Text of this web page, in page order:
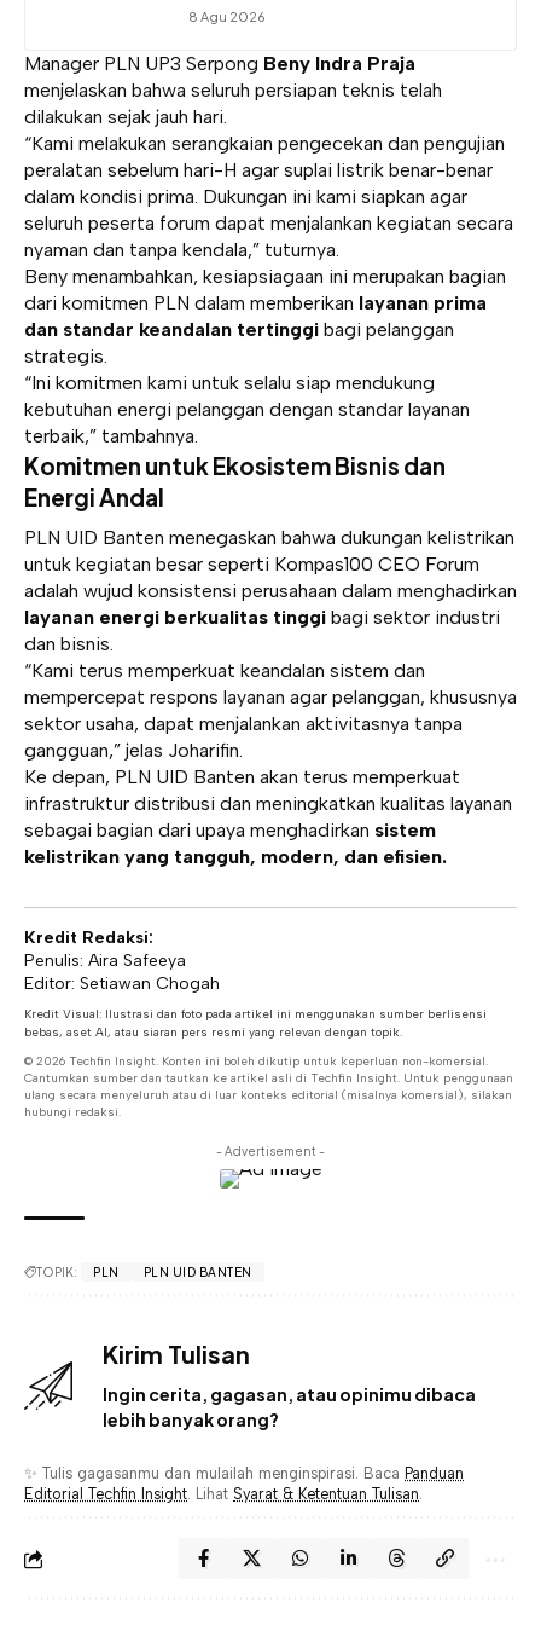
8 Agu 2026
Manager PLN UP3 Serpong Beny Indra Praja
menjelaskan bahwa seluruh persiapan teknis telah
dilakukan sejak jauh hari.
“Kami melakukan serangkaian pengecekan dan pengujian
peralatan sebelum hari-H agar suplai listrik benar-benar
dalam kondisi prima. Dukungan ini kami siapkan agar
seluruh peserta forum dapat menjalankan kegiatan secara
nyaman dan tanpa kendala,” tuturnya.
Beny menambahkan, kesiapsiagaan ini merupakan bagian
dari komitmen PLN dalam memberikan layanan prima
dan standar keandalan tertinggi bagi pelanggan
strategis.
“Ini komitmen kami untuk selalu siap mendukung
kebutuhan energi pelanggan dengan standar layanan
terbaik,” tambahnya.
Komitmen untuk Ekosistem Bisnis dan
Energi Andal
PLN UID Banten menegaskan bahwa dukungan kelistrikan
untuk kegiatan besar seperti Kompas100 CEO Forum
adalah wujud konsistensi perusahaan dalam menghadirkan
layanan energi berkualitas tinggi bagi sektor industri
dan bisnis.
“Kami terus memperkuat keandalan sistem dan
mempercepat respons layanan agar pelanggan, khususnya
sektor usaha, dapat menjalankan aktivitasnya tanpa
gangguan,” jelas Joharifin.
Ke depan, PLN UID Banten akan terus memperkuat
infrastruktur distribusi dan meningkatkan kualitas layanan
sebagai bagian dari upaya menghadirkan sistem
kelistrikan yang tangguh, modern, dan efisien.
Kredit Redaksi:
Penulis: Aira Safeeya
Editor: Setiawan Chogah
Kredit Visual: Ilustrasi dan foto pada artikel ini menggunakan sumber berlisensi
bebas, aset AI, atau siaran pers resmi yang relevan dengan topik.
© 2026 Techfin Insight. Konten ini boleh dikutip untuk keperluan non-komersial.
Cantumkan sumber dan tautkan ke artikel asli di Techfin Insight. Untuk penggunaan
ulang secara menyeluruh atau di luar konteks editorial (misalnya komersial), silakan
hubungi redaksi.
- Advertisement -
TOPIK: PLN PLN UID BANTEN
Kirim Tulisan
Ingin cerita, gagasan, atau opinimu dibaca
lebih banyak orang?
✨ Tulis gagasanmu dan mulailah menginspirasi. Baca Panduan
Editorial Techfin Insight. Lihat Syarat & Ketentuan Tulisan.